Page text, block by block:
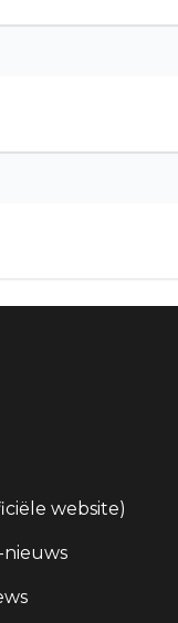
website)
nieuws